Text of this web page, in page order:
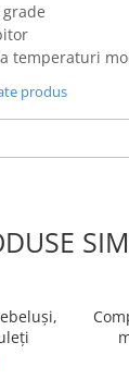
temperaturi
produs